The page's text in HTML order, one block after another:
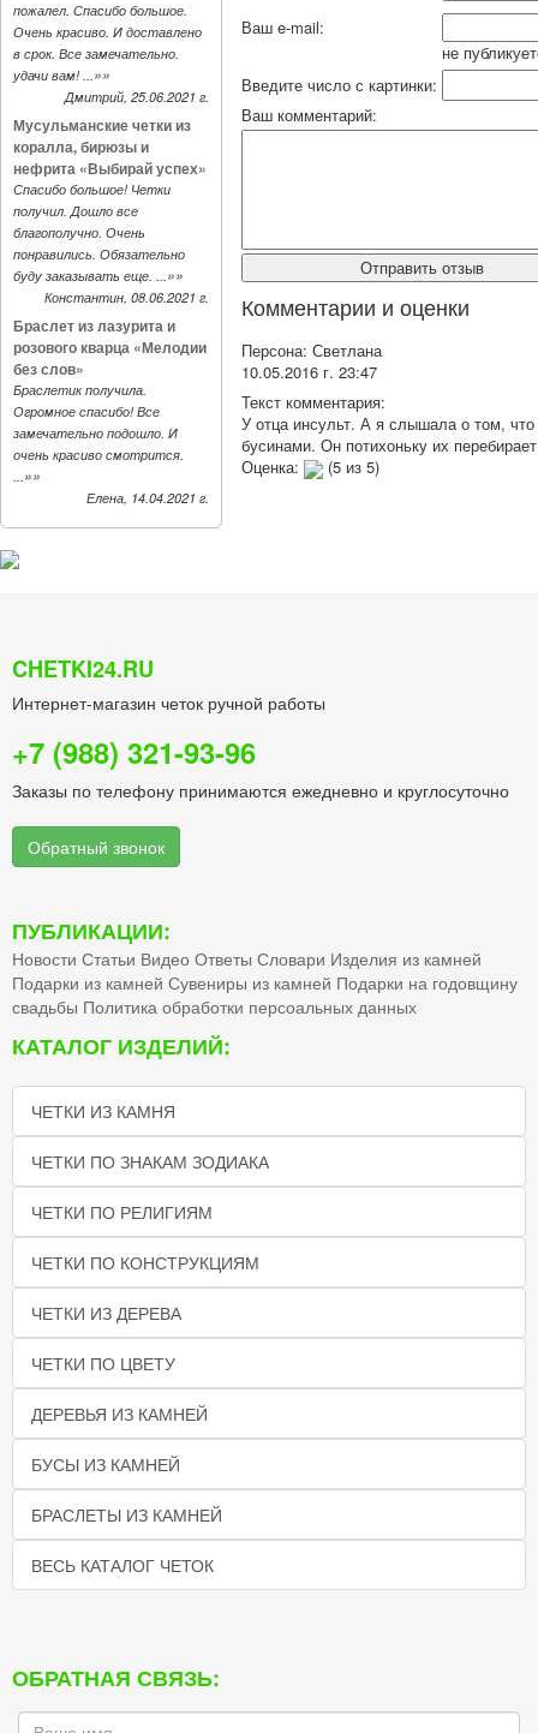
пожалел. Спасибо большое.
Очень красиво. И доставлено
в срок. Все замечательно.
удачи вам! ...»»
Дмитрий, 25.06.2021 г.
Мусульманские четки из
коралла, бирюзы и
нефрита «Выбирай успех»
Спасибо большое! Четки
получил. Дошло все
благополучно. Очень
понравились. Обязательно
буду заказывать еще. ...»»
Константин, 08.06.2021 г.
Браслет из лазурита и
розового кварца «Мелодии
без слов»
Браслетик получила.
Огромное спасибо! Все
замечательно подошло. И
очень красиво смотрится.
...»»
Елена, 14.04.2021 г.
Ваш e-mail:
не
Введите число с картинки:
Ваш комментарий:
Комментарии и оценки
Персона: Светлана
10.05.2016 г. 23:47
Текст комментария:
У отца инсульт. А я слышала о том, что
бусинами. Он потихоньку их
Оценка:
(5 из 5)
CHETKI24.RU
Интернет-магазин четок ручной работы
+7 (988) 321-93-96
Заказы по телефону принимаются ежедневно и круглосуточно
Обратный звонок
ПУБЛИКАЦИИ:
Новости Статьи Видео Ответы Словари Изделия из камней
Подарки из камней Сувениры из камней Подарки на годовщину
свадьбы Политика обработки персоальных данных
КАТАЛОГ ИЗДЕЛИЙ:
ЧЕТКИ ИЗ КАМНЯ
ЧЕТКИ ПО ЗНАКАМ ЗОДИАКА
ЧЕТКИ ПО РЕЛИГИЯМ
ЧЕТКИ ПО КОНСТРУКЦИЯМ
ЧЕТКИ ИЗ ДЕРЕВА
ЧЕТКИ ПО ЦВЕТУ
ДЕРЕВЬЯ ИЗ КАМНЕЙ
БУСЫ ИЗ КАМНЕЙ
БРАСЛЕТЫ ИЗ КАМНЕЙ
ВЕСЬ КАТАЛОГ ЧЕТОК
ОБРАТНАЯ СВЯЗЬ: